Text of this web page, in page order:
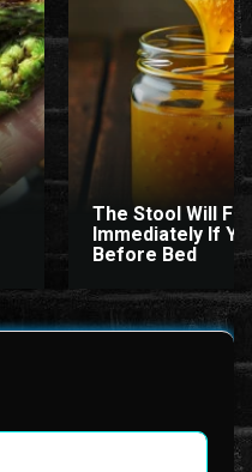
The Stool Will Fly
Immediately If
Before Bed